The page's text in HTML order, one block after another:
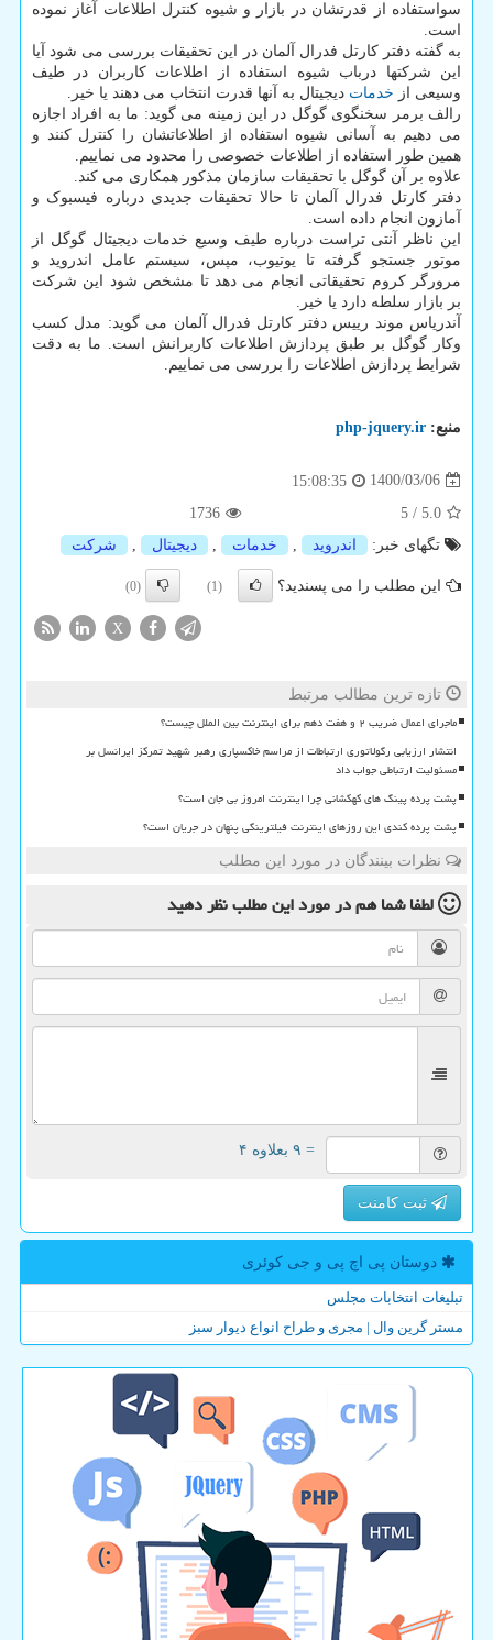
سواستفاده از قدرتشان در بازار و شیوه کنترل اطلاعات آغاز نموده
است.
به گفته دفتر کارتل فدرال آلمان در این تحقیقات بررسی می شود آیا
این شرکتها درباب شیوه استفاده از اطلاعات کاربران در طیف
وسیعی از خدمات دیجیتال به آنها قدرت انتخاب می دهند یا خیر.
رالف برمر سخنگوی گوگل در این زمینه می گوید: ما به افراد اجازه
می دهیم به آسانی شیوه استفاده از اطلاعاتشان را کنترل کنند و
همین طور استفاده از اطلاعات خصوصی را محدود می نماییم.
علاوه بر آن گوگل با تحقیقات سازمان مذکور همکاری می کند.
دفتر کارتل فدرال آلمان تا حالا تحقیقات جدیدی درباره فیسبوک و
آمازون انجام داده است.
این ناظر آنتی تراست درباره طیف وسیع خدمات دیجیتال گوگل از
موتور جستجو گرفته تا یوتیوب، مپس، سیستم عامل اندروید و
مرورگر کروم تحقیقاتی انجام می دهد تا مشخص شود این شرکت
بر بازار سلطه دارد یا خیر.
آندریاس موند رییس دفتر کارتل فدرال آلمان می گوید: مدل کسب
وکار گوگل بر طبق پردازش اطلاعات کاربرانش است. ما به دقت
شرایط پردازش اطلاعات را بررسی می نماییم.
منبع: php-jquery.ir
1400/03/06
15:08:35
5.0
/
5
1736
تگهای خبر:
اندروید , خدمات , دیجیتال , شركت
این مطلب را می پسندید؟ (1)
(0)
X
تازه ترین مطالب مرتبط
ماجرای اعمال ضریب ۲ و هفت دهم برای اینترنت بین الملل چیست؟
انتشار ارزیابی رگولاتوری ارتباطات از مراسم خاکسپاری رهبر شهید تمرکز ایرانسل بر
مسئولیت ارتباطی جواب داد
پشت پرده پینگ های کهکشانی چرا اینترنت امروز بی جان است؟
پشت پرده کندی این روزهای اینترنت فیلترینگی پنهان در جریان است؟
نظرات بینندگان در مورد این مطلب
لطفا شما همدر مورد این مطلبنظر دهید
= ۹ بعلاوه ۴
ثبت کامنت
دوستان پی اچ پی و جی كوئری
تبلیغات انتخابات مجلس
مستر گرین وال | مجری و طراح انواع دیوار سبز